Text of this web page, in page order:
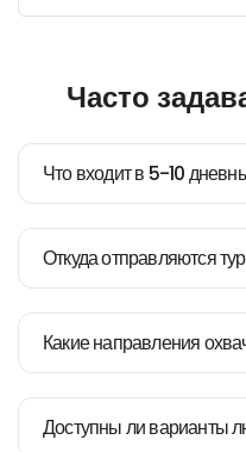
Часто
Что входит в 5-10
Откуда отправляются
Какие направления
Доступны ли варианты